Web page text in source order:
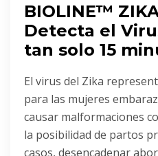
BIOLINE™
Detecta el
tan solo 15
El virus del Zika
para las mujeres
causar malformaciones
la posibilidad de partos
casos, desencadenar